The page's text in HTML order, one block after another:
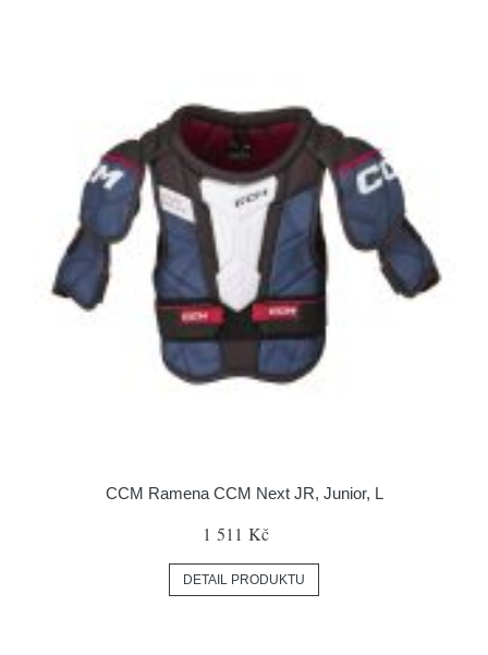
CCM Ramena CCM Next JR, Junior, L
1 511 Kč
DETAIL PRODUKTU